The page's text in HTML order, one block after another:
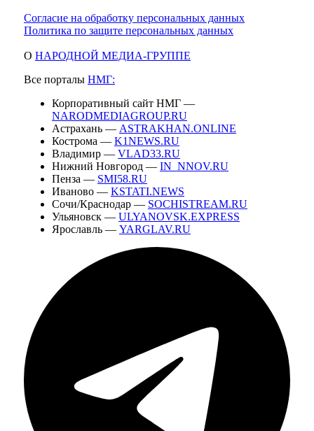
Согласие на обработку персональных данных
Политика по защите персональных данных
О НАРОДНОЙ МЕДИА-ГРУППЕ
Все порталы НМГ:
Корпоративный сайт НМГ —
NARODMEDIAGROUP.RU
Астрахань — ASTRAKHAN.ONLINE
Кострома — K1NEWS.RU
Владимир — VLAD33.RU
Нижний Новгород — IN_NNOV.RU
Пенза — SMI58.RU
Иваново — KSTATI.NEWS
Сочи/Краснодар — SOCHISTREAM.RU
Ульяновск — ULYANOVSK.EXPRESS
Ярославль — YARGLAV.RU